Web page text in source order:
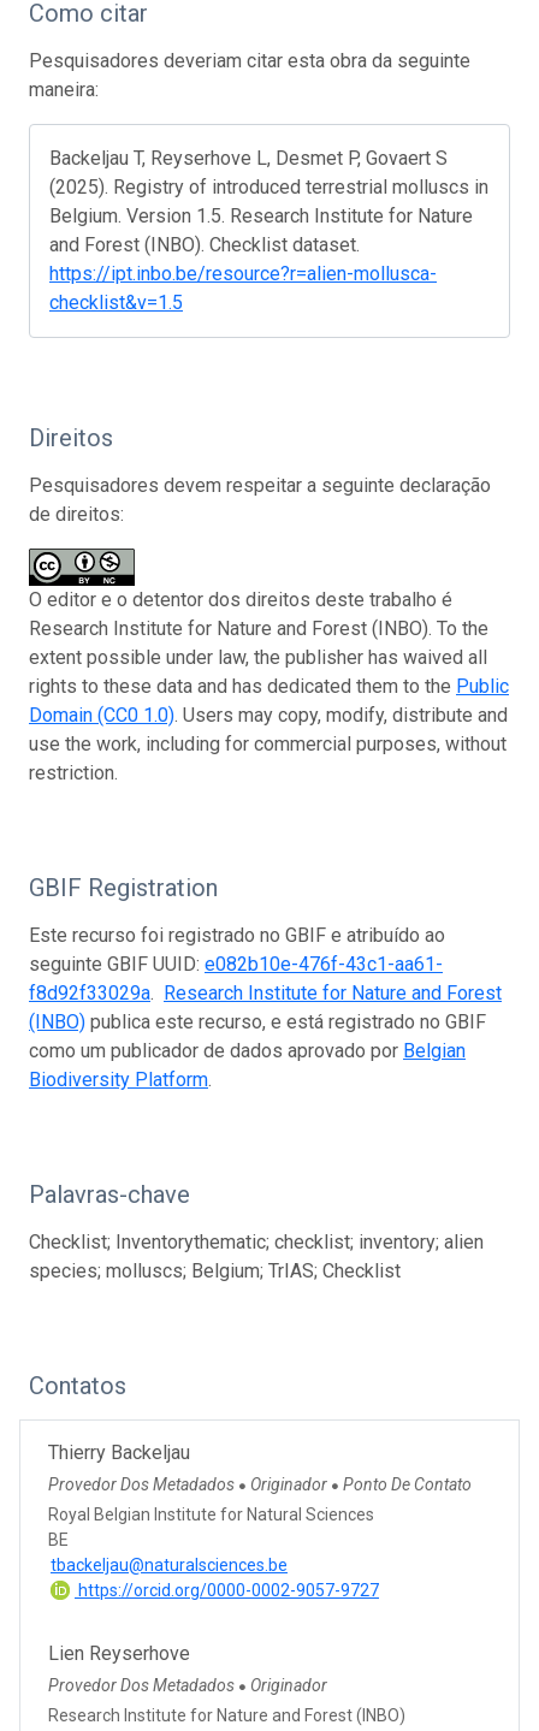
Como citar
Pesquisadores deveriam citar esta obra da seguinte
maneira:
Backeljau T, Reyserhove L, Desmet P, Govaert S
(2025). Registry of introduced terrestrial molluscs in
Belgium. Version 1.5. Research Institute for Nature
and Forest (INBO). Checklist dataset.
https://ipt.inbo.be/resource?r=alien-mollusca-
checklist&v=1.5
Direitos
Pesquisadores devem respeitar a seguinte declaração
de direitos:
O editor e o detentor dos direitos deste trabalho é
Research Institute for Nature and Forest (INBO). To the
extent possible under law, the publisher has waived all
rights to these data and has dedicated them to the Public
Domain (CC0 1.0). Users may copy, modify, distribute and
use the work, including for commercial purposes, without
restriction.
GBIF Registration
Este recurso foi registrado no GBIF e atribuído ao
seguinte GBIF UUID: e082b10e-476f-43c1-aa61-
f8d92f33029a. Research Institute for Nature and Forest
(INBO) publica este recurso, e está registrado no GBIF
como um publicador de dados aprovado por Belgian
Biodiversity Platform.
Palavras-chave
Checklist; Inventorythematic; checklist; inventory; alien
species; molluscs; Belgium; TrIAS; Checklist
Contatos
Thierry Backeljau
Provedor Dos Metadados ● Originador ● Ponto De Contato
Royal Belgian Institute for Natural Sciences
BE
tbackeljau@naturalsciences.be
https://orcid.org/0000-0002-9057-9727
Lien Reyserhove
Provedor Dos Metadados ● Originador
Research Institute for Nature and Forest (INBO)